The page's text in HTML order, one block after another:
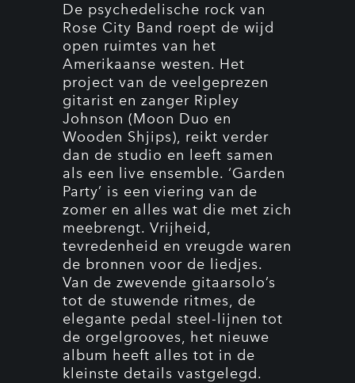
De psychedelische rock van
Rose City Band roept de wijd
open ruimtes van het
Amerikaanse westen. Het
project van de veelgeprezen
gitarist en zanger Ripley
Johnson (Moon Duo en
Wooden Shjips), reikt verder
dan de studio en leeft samen
als een live ensemble. ‘Garden
Party’ is een viering van de
zomer en alles wat die met zich
meebrengt. Vrijheid,
tevredenheid en vreugde waren
de bronnen voor de liedjes.
Van de zwevende gitaarsolo’s
tot de stuwende ritmes, de
elegante pedal steel-lijnen tot
de orgelgrooves, het nieuwe
album heeft alles tot in de
kleinste details vastgelegd.